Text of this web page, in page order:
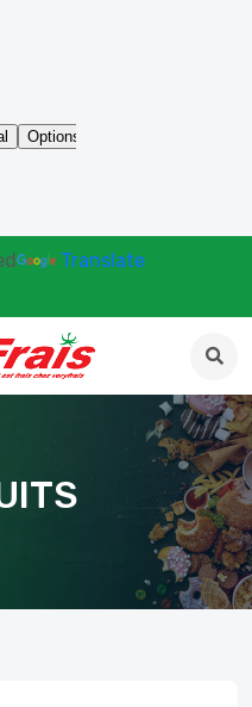
Translate